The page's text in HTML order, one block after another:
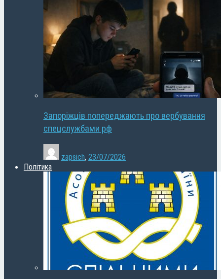
Запоріжців попереджають про вербування
спецслужбами рф
zapsich, 23/07/2026
Політика